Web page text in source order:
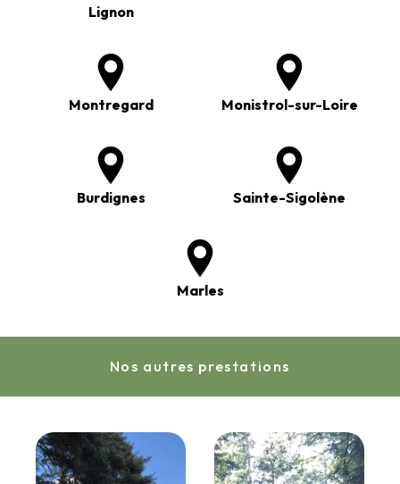
Lignon
Montregard Monistrol-sur-Loire
Burdignes Sainte-Sigolène
Marles
Nos autres prestations